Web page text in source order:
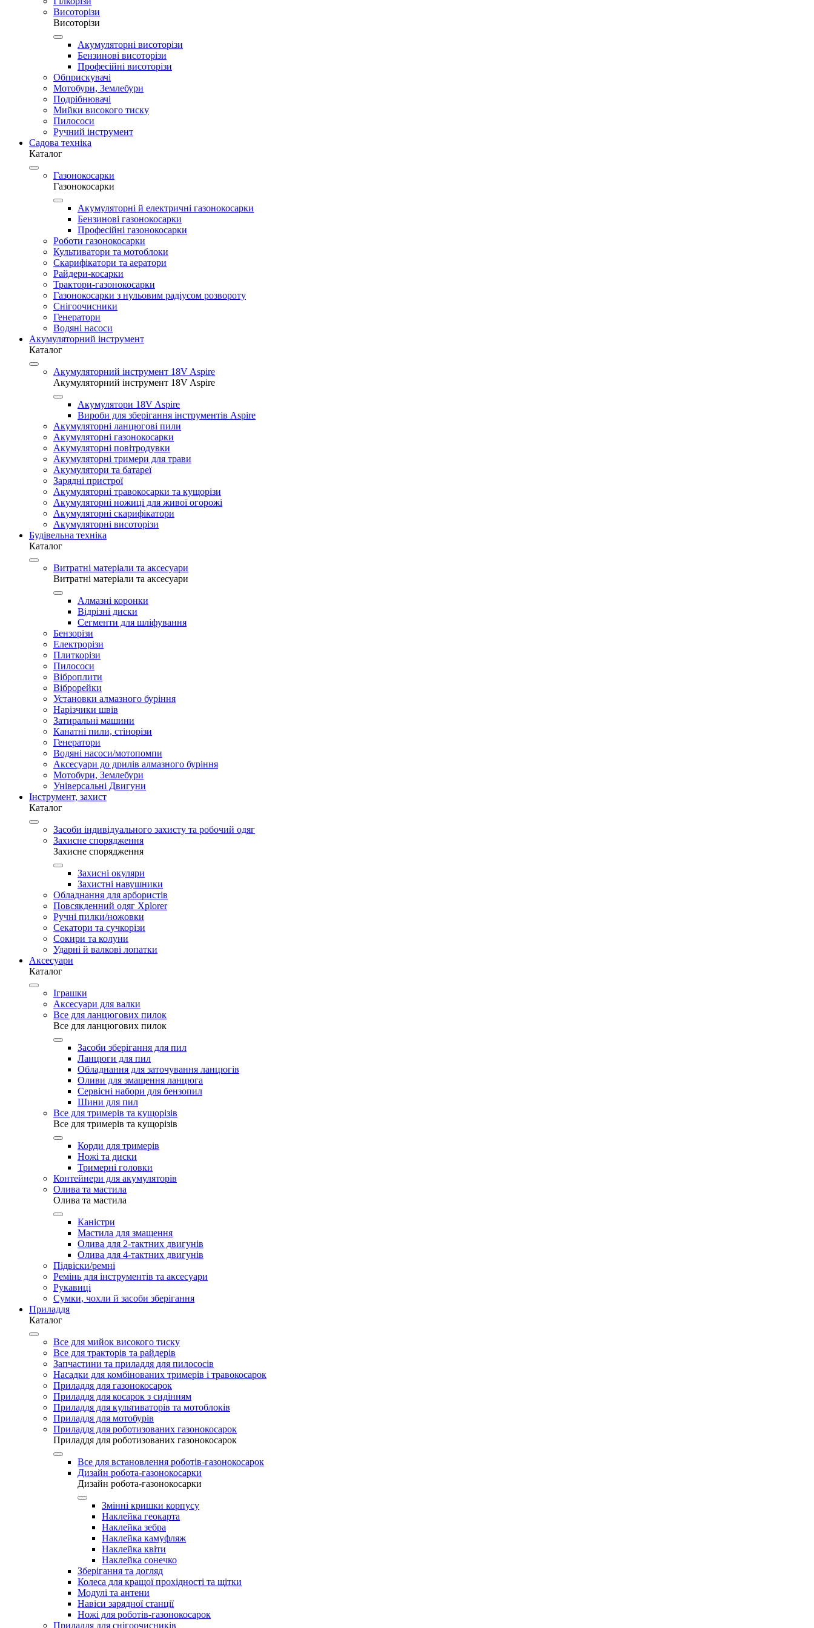
Висоторізи
Висоторізи
Акумуляторні висоторізи
Бензинові висоторізи
Професійні висоторізи
Обприскувачі
Мотобури, Землебури
Подрібнювачі
Мийки високого тиску
Пилососи
Ручний інструмент
Садова техніка
Каталог
Газонокосарки
Газонокосарки
Акумуляторні й електричні газонокосарки
Бензинові газонокосарки
Професійні газонокосарки
Роботи газонокосарки
Культиватори та мотоблоки
Скарифікатори та аератори
Райдери-косарки
Трактори-газонокосарки
Газонокосарки з нульовим радіусом розвороту
Снігоочисники
Генератори
Водяні насоси
Акумуляторний інструмент
Каталог
Акумуляторний інструмент 18V Aspire
Акумуляторний інструмент 18V Aspire
Акумулятори 18V Aspire
Вироби для зберігання інструментів Aspire
Акумуляторні ланцюгові пили
Акумуляторні газонокосарки
Акумуляторні повітродувки
Акумуляторні тримери для трави
Акумулятори та батареї
Зарядні пристрої
Акумуляторні травокосарки та кущорізи
Акумуляторні ножиці для живої огорожі
Акумуляторні скарифікатори
Акумуляторні висоторізи
Будівельна техніка
Каталог
Витратні матеріали та аксесуари
Витратні матеріали та аксесуари
Алмазні коронки
Відрізні диски
Сегменти для шліфування
Бензорізи
Електрорізи
Плиткорізи
Пилососи
Віброплити
Віброрейки
Установки алмазного буріння
Нарізчики швів
Затиральні машини
Канатні пили, стінорізи
Генератори
Водяні насоси/мотопомпи
Аксесуари до дрилів алмазного буріння
Мотобури, Землебури
Універсальні Двигуни
Інструмент, захист
Каталог
Засоби індивідуального захисту та робочий одяг
Захисне спорядження
Захисне спорядження
Захисні окуляри
Захистні навушники
Обладнання для арбористів
Повсякденний одяг Xplorer
Ручні пилки/ножовки
Секатори та сучкорізи
Сокири та колуни
Ударні й валкові лопатки
Аксесуари
Каталог
Іграшки
Аксесуари для валки
Все для ланцюгових пилок
Все для ланцюгових пилок
Засоби зберігання для пил
Ланцюги для пил
Обладнання для заточування ланцюгів
Оливи для змащення ланцюга
Сервісні набори для бензопил
Шини для пил
Все для тримерів та кущорізів
Все для тримерів та кущорізів
Корди для тримерів
Ножі та диски
Тримерні головки
Контейнери для акумуляторів
Олива та мастила
Олива та мастила
Каністри
Мастила для змащення
Олива для 2-тактних двигунів
Олива для 4-тактних двигунів
Підвіски/ремні
Ремінь для інструментів та аксесуари
Рукавиці
Сумки, чохли й засоби зберігання
Приладдя
Каталог
Все для мийок високого тиску
Все для тракторів та райдерів
Запчастини та приладдя для пилососів
Насадки для комбінованих тримерів і травокосарок
Приладдя для газонокосарок
Приладдя для косарок з сидінням
Приладдя для культиваторів та мотоблоків
Приладдя для мотобурів
Приладдя для роботизованих газонокосарок
Приладдя для роботизованих газонокосарок
Все для встановлення роботів-газонокосарок
Дизайн робота-газонокосарки
Дизайн робота-газонокосарки
Змінні кришки корпусу
Наклейка геокарта
Наклейка зебра
Наклейка камуфляж
Наклейка квіти
Наклейка сонечко
Зберігання та догляд
Колеса для кращої прохідності та щітки
Модулі та антени
Навіси зарядної станції
Ножі для роботів-газонокосарок
Приладдя для снігоочисників